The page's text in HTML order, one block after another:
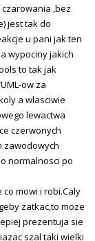
,bez
jest tak do
u pani jak ten
wypociny jakich
to tak jak
ow za
a wlasciwie
lewactwa
czerwonych
zawodowych
normalnosci po
mowi i robi.Caly
zatkac,to moze
prezentuja sie
szal taki wielki